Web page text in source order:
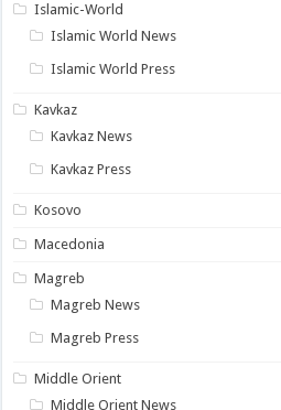
Islamic-World
Islamic World News
Islamic World Press
Kavkaz
Kavkaz News
Kavkaz Press
Kosovo
Macedonia
Magreb
Magreb News
Magreb Press
Middle Orient
Middle Orient News